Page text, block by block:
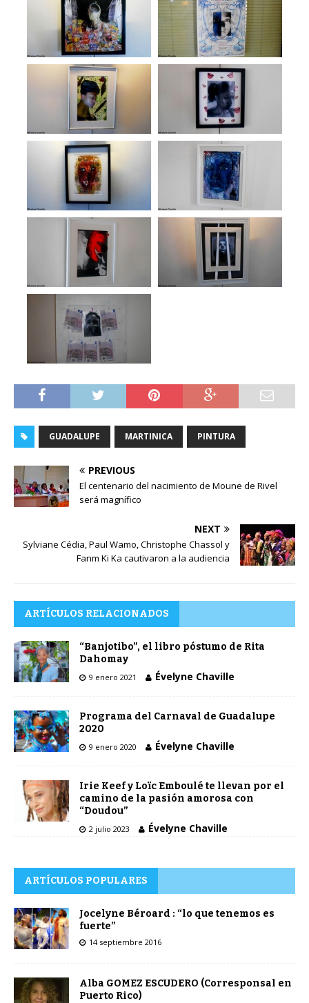
GUADALUPE MARTINICA PINTURA
PREVIOUS
El centenario del nacimiento de Moune de Rivel
será magnífico
NEXT
Sylviane Cédia, Paul Wamo, Christophe Chassol y
Fanm Ki Ka cautivaron a la audiencia
ARTÍCULOS RELACIONADOS
“Banjotibo”, el libro póstumo de Rita
Dahomay
9 enero 2021 Évelyne Chaville
Programa del Carnaval de Guadalupe
2020
9 enero 2020 Évelyne Chaville
Irie Keef y Loïc Emboulé te llevan por el
camino de la pasión amorosa con
“Doudou”
2 julio 2023 Évelyne Chaville
ARTÍCULOS POPULARES
Jocelyne Béroard : “lo que tenemos es
fuerte”
14 septiembre 2016
Alba GOMEZ ESCUDERO (Corresponsal en
Puerto Rico)